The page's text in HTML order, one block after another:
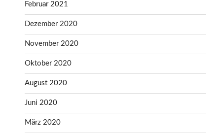
Februar 2021
Dezember 2020
November 2020
Oktober 2020
August 2020
Juni 2020
März 2020